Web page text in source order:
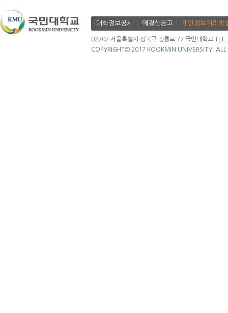
대학정보공시 에결산공고 개인정보처리방
02707 서울특별시 성북구 정릉로 77 국민대학교
COPYRIGHT© 2017 KOOKMIN UNIVERSITY. ALL